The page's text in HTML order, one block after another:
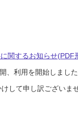
関するお知らせ(PDF
、利用を開始しまし
して申し訳ございま